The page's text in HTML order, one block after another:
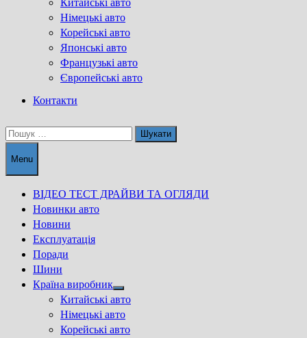
Китайські авто
Німецькі авто
Корейські авто
Японські авто
Французькі авто
Європейські авто
Контакти
Пошук:
Menu
ВІДЕО ТЕСТ ДРАЙВИ ТА ОГЛЯДИ
Новинки авто
Новини
Експлуатація
Поради
Шини
Країна виробник
Show
sub
menu
Китайські авто
Німецькі авто
Корейські авто